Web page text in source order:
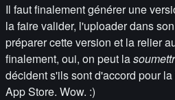
Il faut finalement générer une
la faire valider, l'uploader dans
préparer cette version et la relier
finalement, oui, on peut la
décident s'ils sont d'accord pour
App Store. Wow. :)